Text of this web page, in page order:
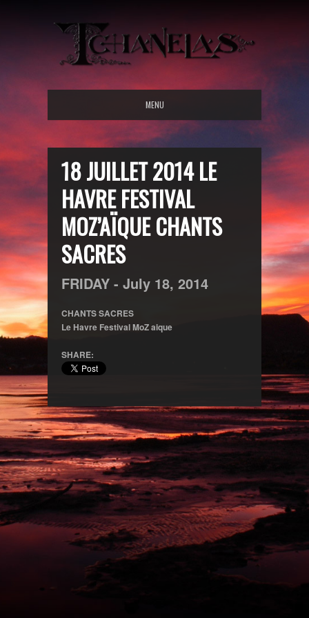
MENU
18 JUILLET 2014 LE
HAVRE FESTIVAL
MOZ’AÏQUE CHANTS
SACRES
FRIDAY - July 18, 2014
CHANTS SACRES
Le Havre Festival MoZ aique
SHARE: